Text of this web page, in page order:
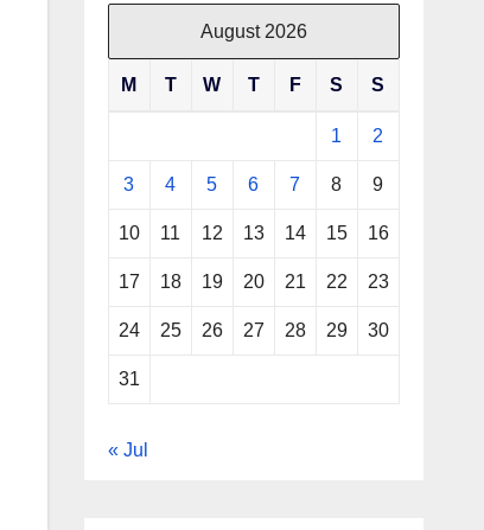
August 2026
M T W T F S S
1 2
3 4 5 6 7 8 9
10 11 12 13 14 15 16
17 18 19 20 21 22 23
24 25 26 27 28 29 30
31
« Jul